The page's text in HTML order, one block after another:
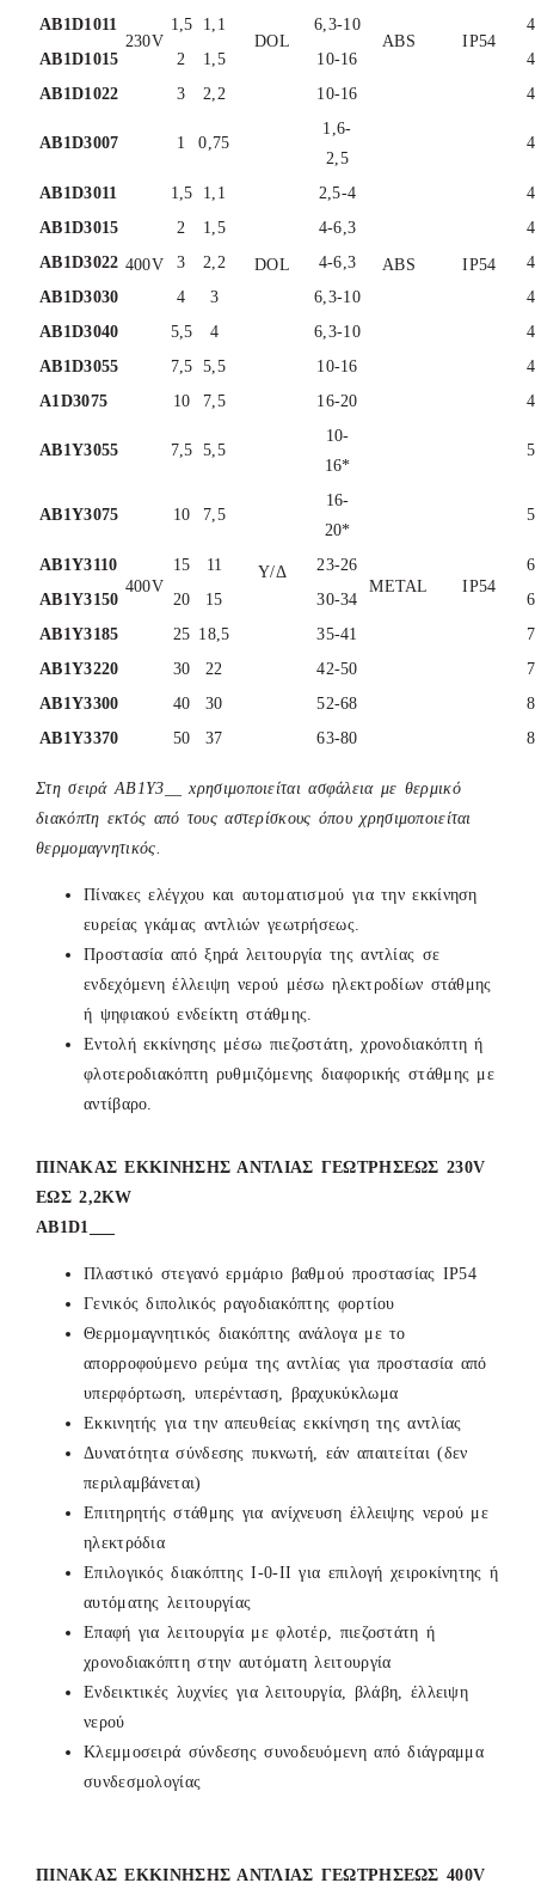
230V DOL ABS IP54
ΑB1D1011
1,5 1,1 6,3-10
ΑB1D1015
2 1,5 10-16
ΑB1D1022
3 2,2 10-16
ΑB1D3007
400V
1 0,75
DOL
1,6-
2,5
ABS IP54
ΑB1D3011 1,5 1,1 2,5-4
ΑB1D3015
2 1,5 4-6,3
ΑB1D3022
3 2,2 4-6,3
ΑB1D3030
4 3 6,3-10
ΑB1D3040
5,5 4 6,3-10
ΑB1D3055
7,5 5,5 10-16
Α1D3075
10 7,5 16-20
ΑB1Υ3055
400V
7,5 5,5
Υ/Δ
10-
16*
METAL IP54
ΑB1Υ3075 10 7,5
16-
20*
ΑB1Υ3110 15 11 23-26
ΑB1Υ3150
20 15 30-34
ΑB1Υ3185
25 18,5 35-41
ΑB1Υ3220
30 22 42-50
ΑB1Υ3300
40 30 52-68
ΑB1Υ3370
50 37 63-80
Στη σειρά ΑB1Y3__ xρησιμοποιείται ασφάλεια με θερμικό
διακόπτη εκτός από τους αστερίσκους όπου χρησιμοποιείται
θερμομαγνητικός.
Πίνακες ελέγχου και αυτοματισμού για την εκκίνηση
ευρείας γκάμας αντλιών γεωτρήσεως.
Προστασία από ξηρά λειτουργία της αντλίας σε
ενδεχόμενη έλλειψη νερού μέσω ηλεκτροδίων στάθμης
ή ψηφιακού ενδείκτη στάθμης.
Εντολή εκκίνησης μέσω πιεζοστάτη, χρονοδιακόπτη ή
φλοτεροδιακόπτη ρυθμιζόμενης διαφορικής στάθμης με
αντίβαρο.
ΠΙΝΑΚΑΣ ΕΚΚΙΝΗΣΗΣ ΑΝΤΛΙΑΣ ΓΕΩΤΡΗΣΕΩΣ 230V
ΕΩΣ 2,2KW
ΑΒ1D1___
Πλαστικό στεγανό ερμάριο βαθμού προστασίας ΙΡ54
Γενικός διπολικός ραγοδιακόπτης φορτίου
Θερμομαγνητικός διακόπτης ανάλογα με το
απορροφούμενο ρεύμα της αντλίας για προστασία από
υπερφόρτωση, υπερένταση, βραχυκύκλωμα
Εκκινητής για την απευθείας εκκίνηση της αντλίας
Δυνατότητα σύνδεσης πυκνωτή, εάν απαιτείται (δεν
περιλαμβάνεται)
Επιτηρητής στάθμης για ανίχνευση έλλειψης νερού με
ηλεκτρόδια
Επιλογικός διακόπτης Ι-0-ΙΙ για επιλογή χειροκίνητης ή
αυτόματης λειτουργίας
Επαφή για λειτουργία με φλοτέρ, πιεζοστάτη ή
χρονοδιακόπτη στην αυτόματη λειτουργία
Ενδεικτικές λυχνίες για λειτουργία, βλάβη, έλλειψη
νερού
Κλεμμοσειρά σύνδεσης συνοδευόμενη από διάγραμμα
συνδεσμολογίας
ΠΙΝΑΚΑΣ ΕΚΚΙΝΗΣΗΣ ΑΝΤΛΙΑΣ ΓΕΩΤΡΗΣΕΩΣ 400V